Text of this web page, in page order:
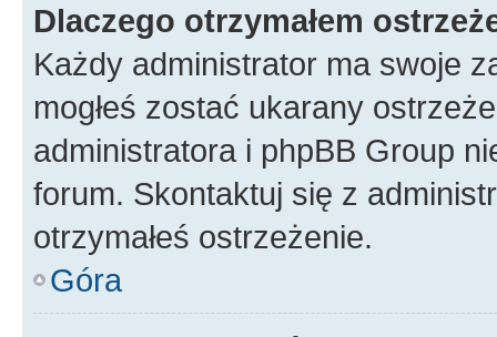
Dlaczego otrzymałem
Każdy administrator ma swoje
mogłeś zostać ukarany
administratora i phpBB Group
forum. Skontaktuj się z
otrzymałeś ostrzeżenie.
Góra